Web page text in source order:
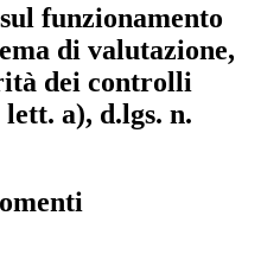
funzionamento
di valutazione,
dei controlli
a), d.lgs. n.